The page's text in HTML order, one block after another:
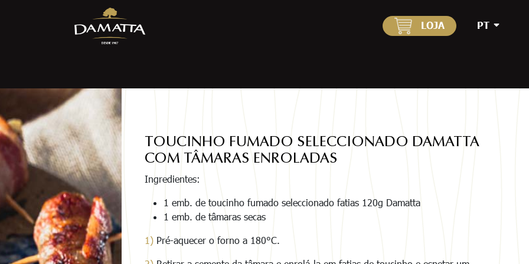
LOJA PT
TOUCINHO FUMADO SELECCIONADO DAMATTA
COM TÂMARAS ENROLADAS
Ingredientes:
1 emb. de toucinho fumado seleccionado fatias 120g Damatta
1 emb. de tâmaras secas
1) Pré-aquecer o forno a 180°C.